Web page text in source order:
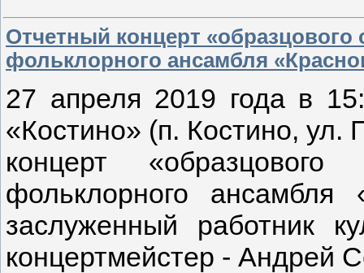
Отчетный концерт «образцового
фольклорного ансамбля
27 апреля 2019 года в
«Костино» (п. Костино, ул.
концерт «образцового
фольклорного ансамбля
заслуженный работник
концертмейстер - Андрей